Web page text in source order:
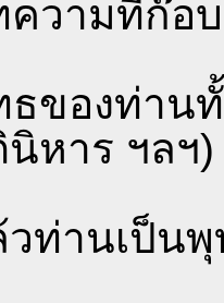
ความที่ก๊อ
ของท่าน
นิหาร ฯลฯ)
วท่านเป็น